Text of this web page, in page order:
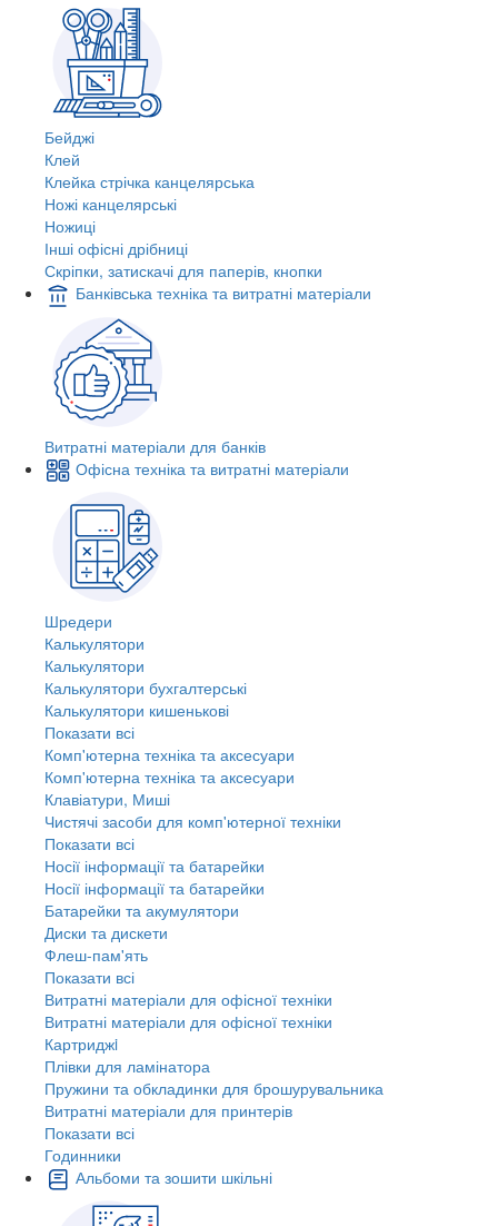
Бейджі
Клей
Клейка стрічка канцелярська
Ножі канцелярські
Ножиці
Інші офісні дрібниці
Скріпки, затискачі для паперів, кнопки
Банківська техніка та витратні матеріали
Витратні матеріали для банків
Офісна техніка та витратні матеріали
Шредери
Калькулятори
Калькулятори
Калькулятори бухгалтерські
Калькулятори кишенькові
Показати всі
Комп'ютерна техніка та аксесуари
Комп'ютерна техніка та аксесуари
Клавіатури, Миші
Чистячі засоби для комп'ютерної техніки
Показати всі
Носії інформації та батарейки
Носії інформації та батарейки
Батарейки та акумулятори
Диски та дискети
Флеш-пам'ять
Показати всі
Витратні матеріали для офісної техніки
Витратні матеріали для офісної техніки
Картриджi
Плівки для ламінатора
Пружини та обкладинки для брошурувальника
Витратні матеріали для принтерів
Показати всі
Годинники
Альбоми та зошити шкільні